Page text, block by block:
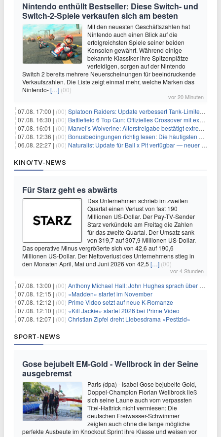
Nintendo enthüllt Bestseller: Diese Switch- und
Switch-2-Spiele verkaufen sich am besten
Mit den neuesten Geschäftszahlen hat
Nintendo auch einen Blick auf die
erfolgreichsten Spiele seiner beiden
Konsolen gewährt. Während einige
bekannte Klassiker ihre Spitzenplätze
verteidigen, sorgen auf der Nintendo
Switch 2 bereits mehrere Neuerscheinungen für beeindruckende
Verkaufszahlen. Die Liste zeigt einmal mehr, welche Marken das
Nintendo-[…] (00)
vor 20 Minuten
07.08. 17:00 | (00) Splatoon Raiders: Update verbessert Tank-Limiter und behebt Bugs
07.08. 16:30 | (00) Battlefield 6 Top Gun: Offizielles Crossover mit exklusiven Inhalten angekündigt
07.08. 16:01 | (00) Marvel’s Wolverine: Altersfreigabe bestätigt extreme Gewalt und düstere Szenen
07.08. 12:36 | (00) Bonusbedingungen richtig lesen: Die häufigsten Stolperfallen
06.08. 22:27 | (00) Naturalist Update für Ball x Pit verfügbar — neuer Content auf allen Plattformen
KINO/TV-NEWS
Für Starz geht es abwärts
Das Unternehmen schrieb im zweiten
Quartal einen Verlust von fast 190
Millionen US-Dollar. Der Pay-TV-Sender
Starz verkündete am Freitag die Zahlen
für das zweite Quartal. Der Umsatz sank
von 319,7 auf 307,9 Millionen US-Dollar.
Das operative Minus vergrößerte sich von 42,6 auf 190,6
Millionen US-Dollar. Der Nettoverlust des Unternehmens stieg in
den Monaten April, Mai und Juni 2026 von 42,5 […] (00)
vor 4 Stunden
07.08. 13:00 | (00) Anthony Michael Hall: John Hughes sprach über eine Fortsetzung von 'The Breakfast Club'
07.08. 12:15 | (00) «Madden» startet im November
07.08. 12:12 | (00) Prime Video setzt auf neue K-Romanze
07.08. 12:10 | (00) «Kill Jackie» startet 2026 bei Prime Video
07.08. 12:07 | (00) Christian Zipfel dreht Liebesdrama «Pestizid»
SPORT-NEWS
Gose bejubelt EM-Gold - Wellbrock in der Seine
ausgebremst
Paris (dpa) - Isabel Gose bejubelte Gold,
Doppel-Champion Florian Wellbrock ließ
sich seine Laune auch vom verpassten
Titel-Hattrick nicht vermiesen: Die
deutschen Freiwasser-Schwimmer
zeigten auch ohne die lange mögliche
perfekte Ausbeute im Knockout Sprint ihre Klasse und weisen vor